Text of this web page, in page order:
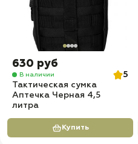
630 руб
В наличии
5
Тактическая сумка
Аптечка Черная 4,5
литра
Купить